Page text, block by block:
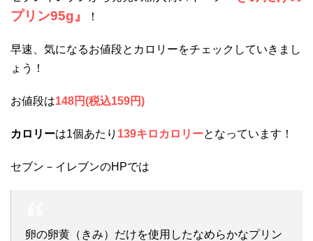
プリン95g』
！
早速、気になるお値段とカロリーをチェックしていきまし
ょう！
お値段は148円(税込159円)
カロリーは1個あたり 139キロカロリーとなっています！
セブン－イレブンのHPでは
卵の卵黄（きみ）だけを使用したなめらかなプリン